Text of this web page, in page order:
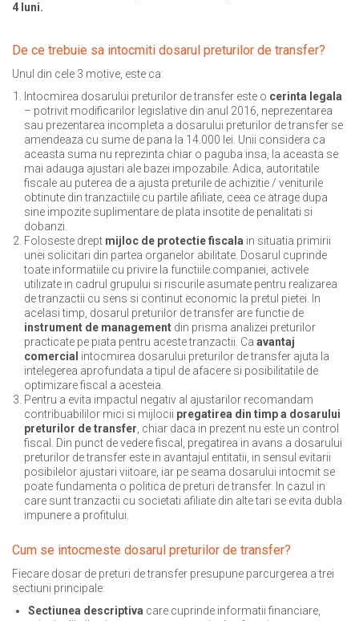
4 luni.
De ce trebuie sa intocmiti dosarul preturilor de transfer?
Unul din cele 3 motive, este ca:
Intocmirea dosarului preturilor de transfer este o cerinta legala
– potrivit modificarilor legislative din anul 2016, neprezentarea
sau prezentarea incompleta a dosarului preturilor de transfer se
amendeaza cu sume de pana la 14.000 lei. Unii considera ca
aceasta suma nu reprezinta chiar o paguba insa, la aceasta se
mai adauga ajustari ale bazei impozabile. Adica, autoritatile
fiscale au puterea de a ajusta preturile de achizitie / veniturile
obtinute din tranzactiile cu partile afiliate, ceea ce atrage dupa
sine impozite suplimentare de plata insotite de penalitati si
dobanzi.
Foloseste drept mijloc de protectie fiscala in situatia primirii
unei solicitari din partea organelor abilitate. Dosarul cuprinde
toate informatiile cu privire la functiile companiei, activele
utilizate in cadrul grupului si riscurile asumate pentru realizarea
de tranzactii cu sens si continut economic la pretul pietei. In
acelasi timp, dosarul preturilor de transfer are functie de
instrument de management din prisma analizei preturilor
practicate pe piata pentru aceste tranzactii. Ca avantaj
comercial intocmirea dosarului preturilor de transfer ajuta la
intelegerea aprofundata a tipul de afacere si posibilitatile de
optimizare fiscal a acesteia.
Pentru a evita impactul negativ al ajustarilor recomandam
contribuabililor mici si mijlocii pregatirea din timp a dosarului
preturilor de transfer , chiar daca in prezent nu este un control
fiscal. Din punct de vedere fiscal, pregatirea in avans a dosarului
preturilor de transfer este in avantajul entitatii, in sensul evitarii
posibilelor ajustari viitoare, iar pe seama dosarului intocmit se
poate fundamenta o politica de preturi de transfer. In cazul in
care sunt tranzactii cu societati afiliate din alte tari se evita dubla
impunere a profitului.
Cum se intocmeste dosarul preturilor de transfer?
Fiecare dosar de preturi de transfer presupune parcurgerea a trei
sectiuni principale:
Sectiunea descriptiva care cuprinde informatii financiare,